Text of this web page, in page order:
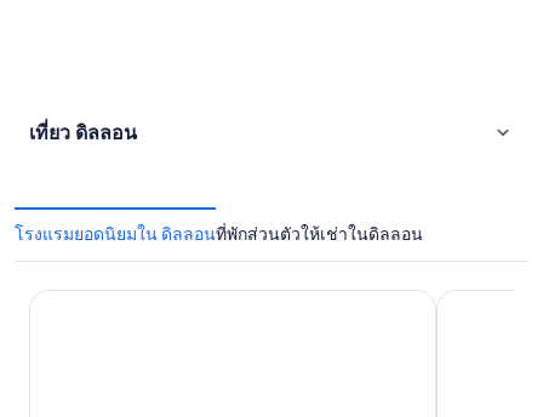
เที่ยว ดิลลอน
โรงแรมยอดนิยมใน ดิลลอนที่พักส่วนตัวให้เช่าในดิลลอน
แฟร์บริดจ์ อินน์ เอ็กซ์เพรส ดิลลอน บีเวอร์เฮด